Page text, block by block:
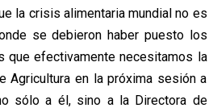
la crisis alimentaria mundial no es
se debieron haber puesto los
que efectivamente necesitamos la
Agricultura en la próxima sesión a
sólo a él, sino a la Directora de